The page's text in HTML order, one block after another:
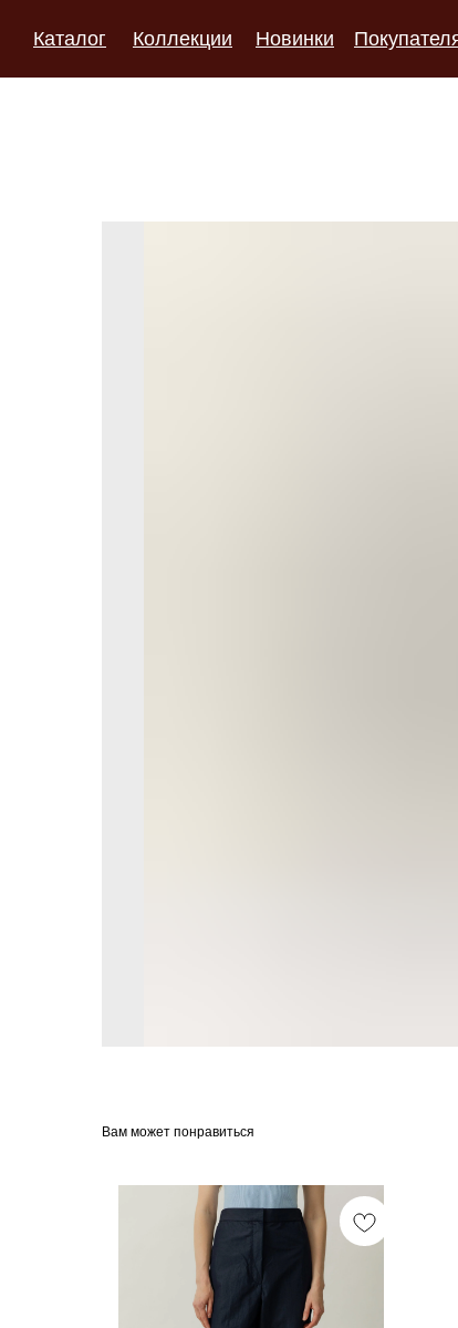
Каталог Коллекции Новинки
Вам может понравиться